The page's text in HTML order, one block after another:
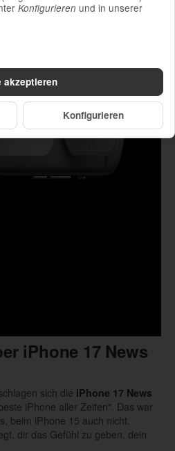
iPhone 17 News
sich die iPhone 17 News
iPhone aller Zeiten". Das war
beim iPhone 15 auch nicht.
dir das Gefühl zu geben, dein
akzeptieren
Konfigurieren
Konfigurieren und in unserer